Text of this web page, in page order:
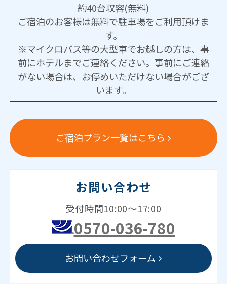
約40台収容(無料)
ご宿泊のお客様は無料で駐車場をご利用頂けま
す。
※マイクロバス等の大型車でお越しの方は、事
前にホテルまでご連絡ください。事前にご連絡
がない場合は、お停めいただけない場合がござ
います。
ご宿泊プラン一覧はこちら
お問い合わせ
受付時間10:00～17:00
0570-036-780
お問い合わせフォーム